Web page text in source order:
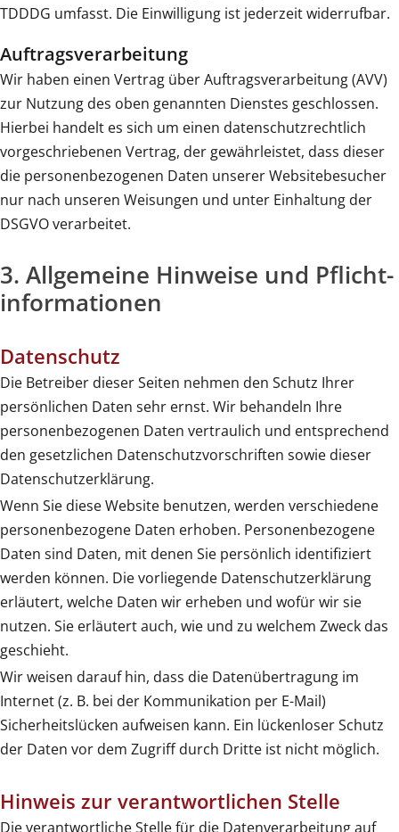
TDDDG umfasst. Die Einwilligung ist jederzeit widerrufbar.
Auftragsverarbeitung
Wir haben einen Vertrag über Auftragsverarbeitung (AVV)
zur Nutzung des oben genannten Dienstes geschlossen.
Hierbei handelt es sich um einen datenschutzrechtlich
vorgeschriebenen Vertrag, der gewährleistet, dass dieser
die personenbezogenen Daten unserer Websitebesucher
nur nach unseren Weisungen und unter Einhaltung der
DSGVO verarbeitet.
3. Allgemeine Hinweise und Pflicht­
informationen
Datenschutz
Die Betreiber dieser Seiten nehmen den Schutz Ihrer
persönlichen Daten sehr ernst. Wir behandeln Ihre
personenbezogenen Daten vertraulich und entsprechend
den gesetzlichen Datenschutzvorschriften sowie dieser
Datenschutzerklärung.
Wenn Sie diese Website benutzen, werden verschiedene
personenbezogene Daten erhoben. Personenbezogene
Daten sind Daten, mit denen Sie persönlich identifiziert
werden können. Die vorliegende Datenschutzerklärung
erläutert, welche Daten wir erheben und wofür wir sie
nutzen. Sie erläutert auch, wie und zu welchem Zweck das
geschieht.
Wir weisen darauf hin, dass die Datenübertragung im
Internet (z. B. bei der Kommunikation per E-Mail)
Sicherheitslücken aufweisen kann. Ein lückenloser Schutz
der Daten vor dem Zugriff durch Dritte ist nicht möglich.
Hinweis zur verantwortlichen Stelle
Die verantwortliche Stelle für die Datenverarbeitung auf